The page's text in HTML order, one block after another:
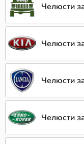
Челюсти
Челюсти
Челюсти
Челюсти